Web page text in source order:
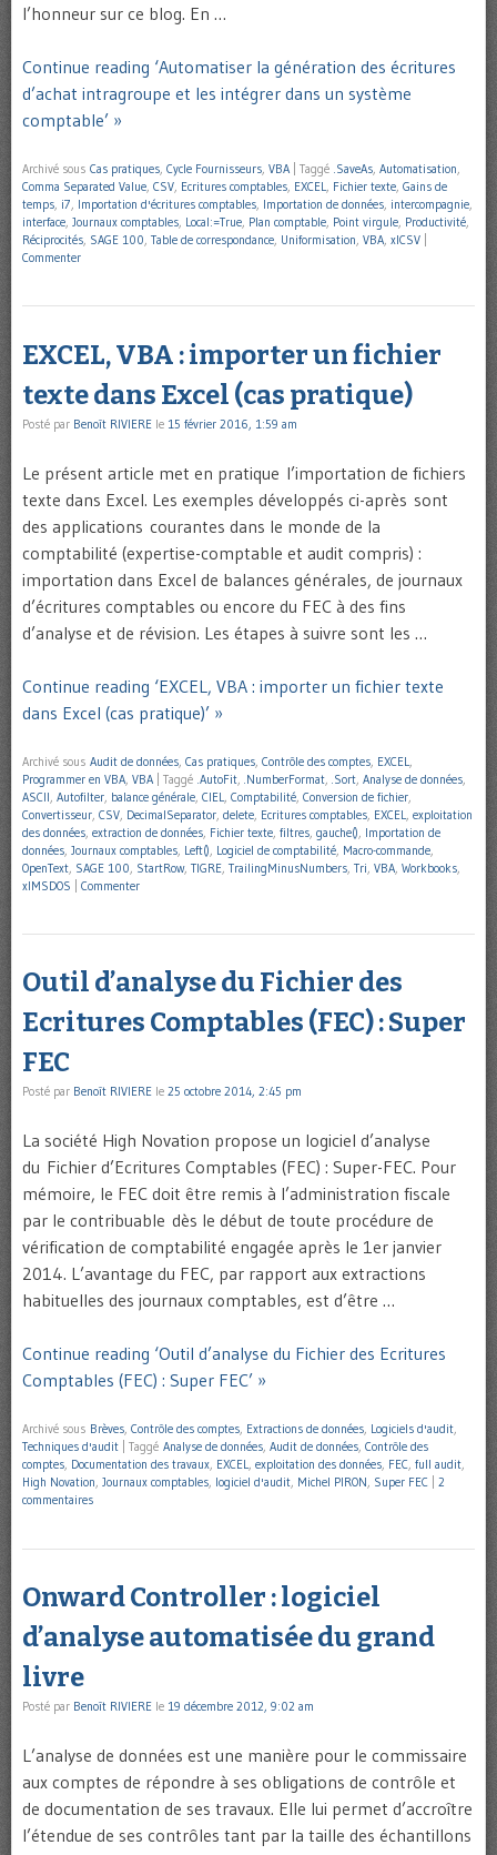
l’honneur sur ce blog. En …
Continue reading ‘Automatiser la génération des écritures
d’achat intragroupe et les intégrer dans un système
comptable’ »
Archivé sous Cas pratiques, Cycle Fournisseurs, VBA Taggé .SaveAs, Automatisation,
Comma Separated Value, CSV, Ecritures comptables, EXCEL, Fichier texte, Gains de
temps, i7, Importation d'écritures comptables, Importation de données, intercompagnie,
interface, Journaux comptables, Local:=True, Plan comptable, Point virgule, Productivité,
Réciprocités, SAGE 100, Table de correspondance, Uniformisation, VBA, xlCSV
Commenter
EXCEL, VBA : importer un fichier
texte dans Excel (cas pratique)
Posté par Benoît RIVIERE le 15 février 2016, 1:59 am
Le présent article met en pratique l’importation de fichiers
texte dans Excel. Les exemples développés ci-après sont
des applications courantes dans le monde de la
comptabilité (expertise-comptable et audit compris) :
importation dans Excel de balances générales, de journaux
d’écritures comptables ou encore du FEC à des fins
d’analyse et de révision. Les étapes à suivre sont les …
Continue reading ‘EXCEL, VBA : importer un fichier texte
dans Excel (cas pratique)’ »
Archivé sous Audit de données Cas pratiques Contrôle des comptes EXCEL
Programmer en VBA VBA Taggé .AutoFit .NumberFormat .Sort Analyse de données
ASCII Autofilter balance générale CIEL Comptabilité Conversion de fichier
Convertisseur CSV DecimalSeparator delete Ecritures comptables EXCEL
exploitation
des données extraction de données Fichier texte filtres gauche() Importation de
données Journaux comptables Left() Logiciel de comptabilité Macro-commande
OpenText SAGE 100 StartRow, TIGRE TrailingMinusNumbers Tri VBA Workbooks
xlMSDOS
Commenter
Outil d’analyse du Fichier des
Ecritures Comptables (FEC) : Super
FEC
Posté par Benoît RIVIERE le 25 octobre 2014, 2:45 pm
La société High Novation propose un logiciel d’analyse
du Fichier d’Ecritures Comptables (FEC) : Super-FEC. Pour
mémoire, le FEC doit être remis à l’administration fiscale
par le contribuable dès le début de toute procédure de
vérification de comptabilité engagée après le 1er janvier
2014. L’avantage du FEC, par rapport aux extractions
habituelles des journaux comptables, est d’être …
Continue reading ‘Outil d’analyse du Fichier des Ecritures
Comptables (FEC) : Super FEC’ »
Archivé sous Brèves, Contrôle des comptes, Extractions de données, Logiciels d'audit,
Techniques d'audit
Taggé Analyse de données, Audit de données, Contrôle des
comptes, Documentation des travaux, EXCEL, exploitation des données, FEC, full audit,
High Novation, Journaux comptables, logiciel d'audit, Michel PIRON, Super FEC
2
commentaires
Onward Controller : logiciel
d’analyse automatisée du grand
livre
Posté par Benoît RIVIERE le 19 décembre 2012, 9:02 am
L’analyse de données est une manière pour le commissaire
aux comptes de répondre à ses obligations de contrôle et
de documentation de ses travaux. Elle lui permet d’accroître
l’étendue de ses contrôles tant par la taille des échantillons